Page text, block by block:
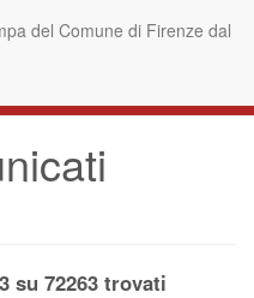
del Comune di Firenze dal
su 72263 trovati